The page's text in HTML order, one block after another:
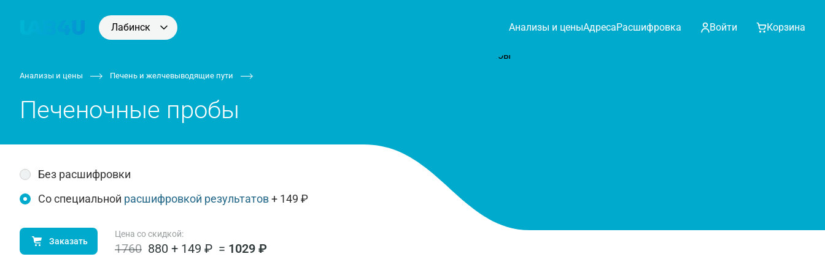
Лабинск Анализы и ценыАдресаРасшифровка Войти Корзина
Анализы и цены Печень и желчевыводящие пути
Печеночные пробы
Без расшифровки
Со специальной расшифровкой результатов+ 149 ₽
Заказать
Цена со скидкой:
1760 880 + 149 ₽ = 1029 ₽